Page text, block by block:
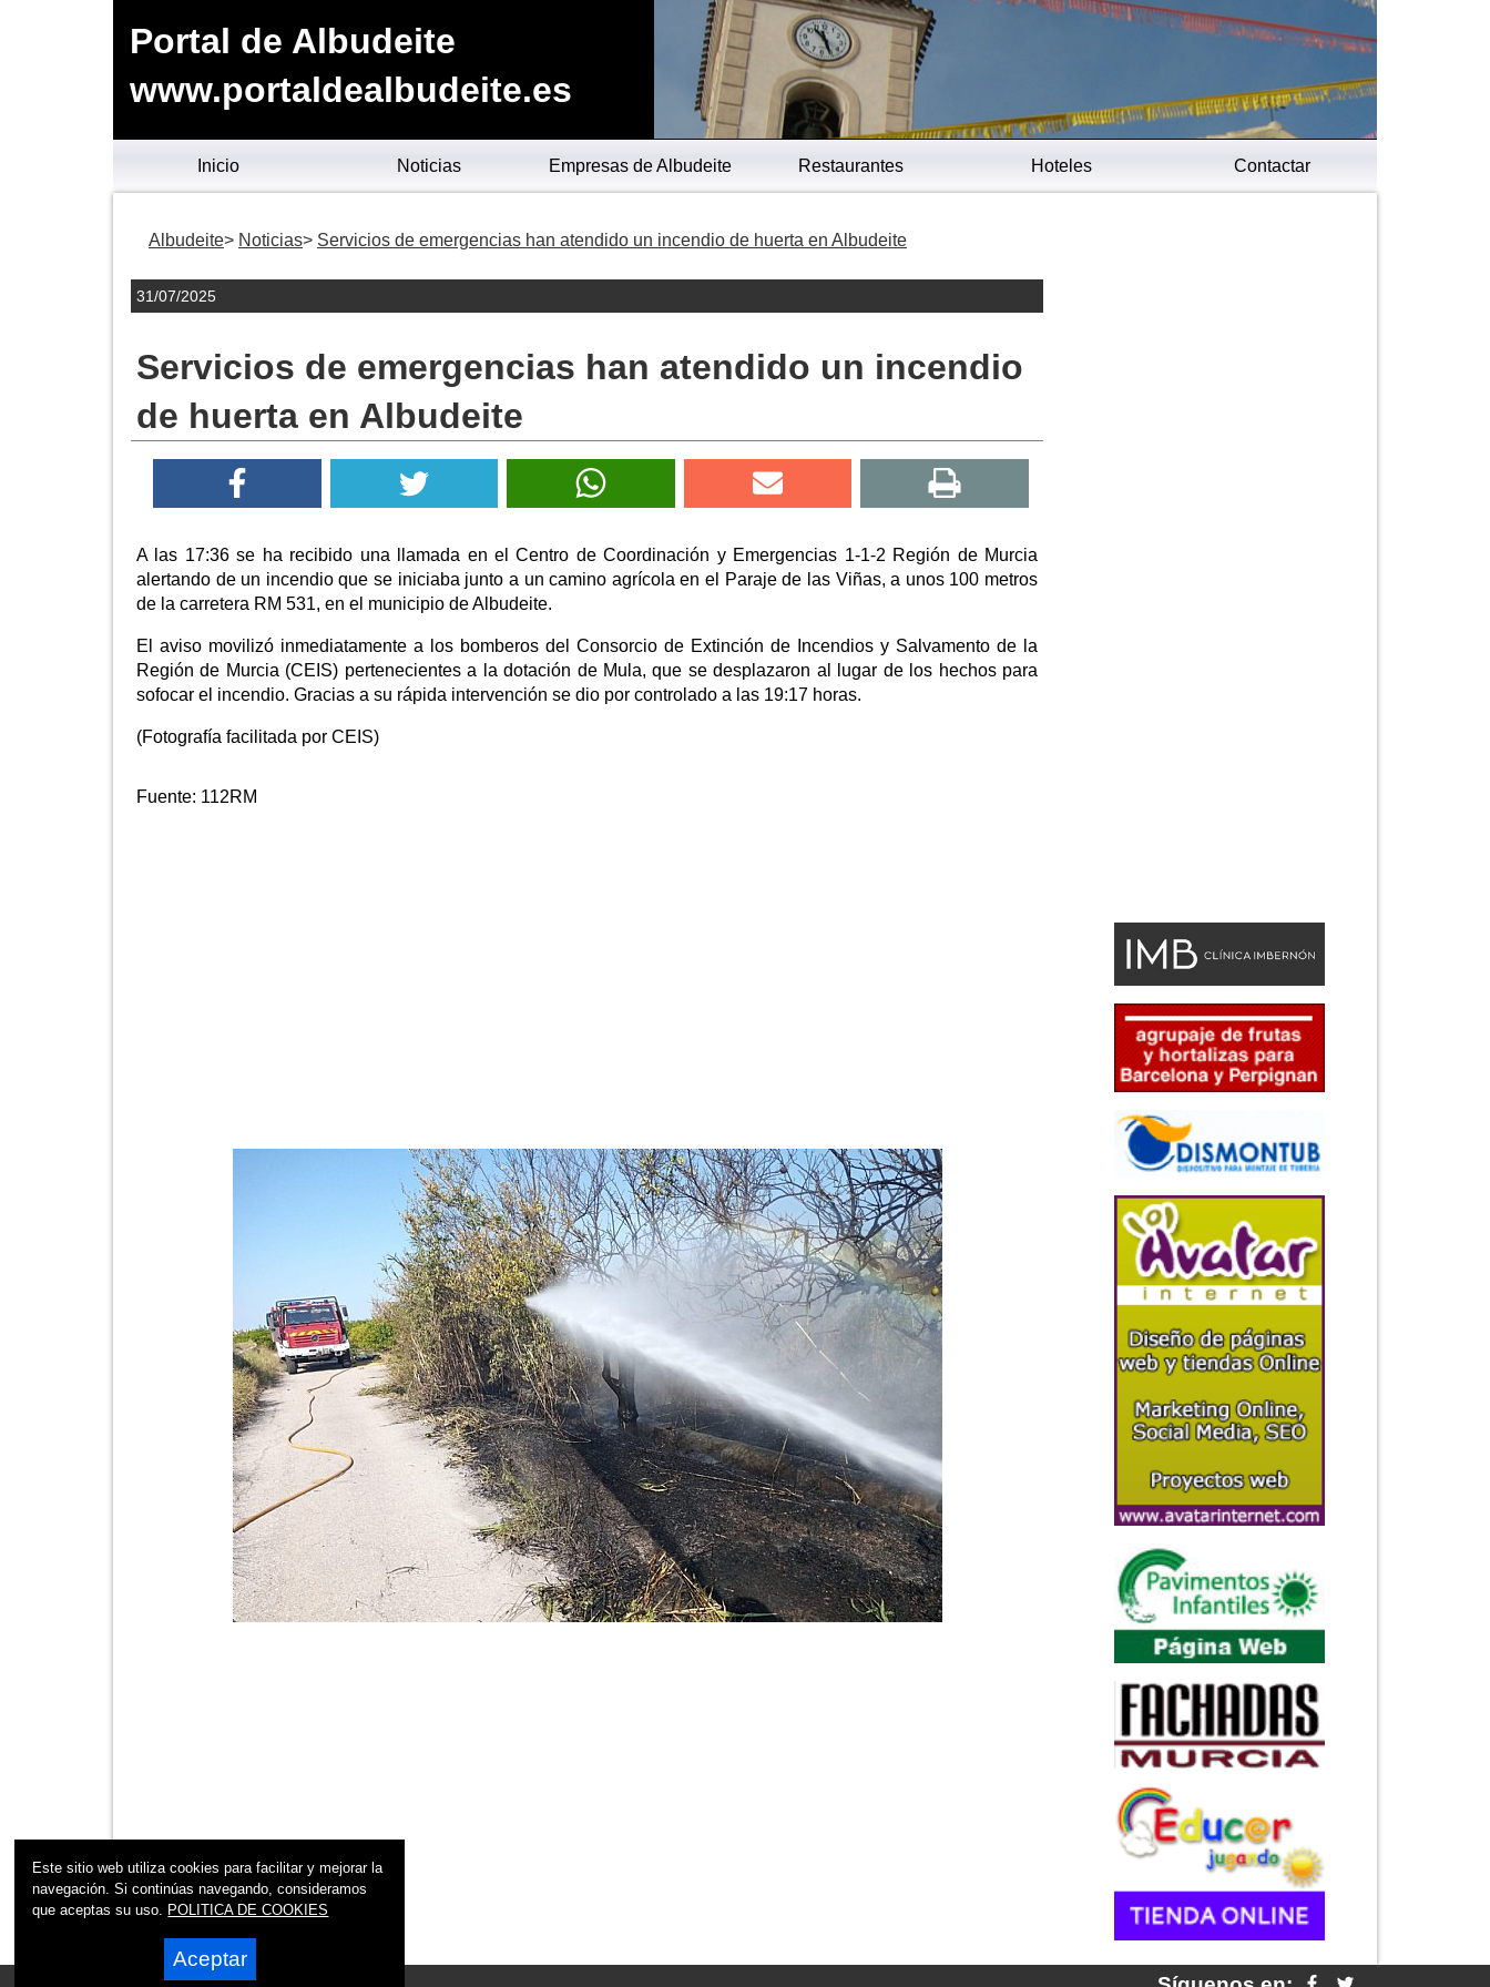
Portal de Albudeite
www.portaldealbudeite.es
Inicio Noticias Empresas de Albudeite Restaurantes Hoteles Contactar
Albudeite Noticias Servicios de emergencias han atendido un incendio de huerta en Albudeite
31/07/2025
Servicios de emergencias han atendido un incendio
de huerta en Albudeite
A las 17:36 se ha recibido una llamada en el Centro de Coordinación y Emergencias 1-1-2 Región de Murcia
alertando de un incendio que se iniciaba junto a un camino agrícola en el Paraje de las Viñas, a unos 100 metros
de la carretera RM 531, en el municipio de Albudeite.
El aviso movilizó inmediatamente a los bomberos del Consorcio de Extinción de Incendios y Salvamento de la
Región de Murcia (CEIS) pertenecientes a la dotación de Mula, que se desplazaron al lugar de los hechos para
sofocar el incendio. Gracias a su rápida intervención se dio por controlado a las 19:17 horas.
(Fotografía facilitada por CEIS)
Fuente: 112RM
Este sitio web utiliza cookies para facilitar y mejorar la
navegación. Si continúas navegando, consideramos
que aceptas su uso. POLITICA DE COOKIES
Aceptar